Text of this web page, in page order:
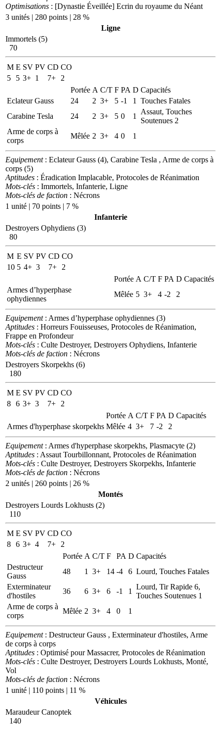
Optimisations : [Dynastie Éveillée] Ecrin du royaume du Néant
3 unités | 280 points | 28 %
Ligne
Immortels (5)
70
M E SV PV CD CO
5
5 3+ 1 7+
2
Portée A C/T F PA D Capacités
Eclateur Gauss
24 2 3+ 5 -1 1
Touches Fatales
Carabine Tesla
24 2 3+ 5 0 1
Assaut, Touches
Soutenues 2
Arme de corps à
corps
Mêlée 2 3+ 4 0 1
Equipement: Eclateur Gauss (4), Carabine Tesla , Arme de corps à
corps (5)
Aptitudes : Éradication Implacable, Protocoles de Réanimation
Mots-clés : Immortels, Infanterie, Ligne
Mots-clés de faction : Nécrons
1 unité | 70 points | 7 %
Infanterie
Destroyers Ophydiens (3)
80
M E SV PV CD CO
10 5 4+ 3 7+
2
Portée A C/T F PA D Capacités
Armes d’hyperphase
ophydiennes
Mêlée 5 3+ 4 -2 2
Equipement: Armes d’hyperphase ophydiennes (3)
Aptitudes : Horreurs Fouisseuses, Protocoles de Réanimation,
Frappe en Profondeur
Mots-clés : Culte Destroyer, Destroyers Ophydiens, Infanterie
Mots-clés de faction : Nécrons
Destroyers Skorpekhs (6)
180
M E SV PV CD CO
8 6 3+ 3 7+
2
Portée A C/T F PA D Capacités
Armes d'hyperphase skorpekhs Mêlée 4 3+ 7 -2 2
Equipement: Armes d'hyperphase skorpekhs, Plasmacyte (2)
Aptitudes : Assaut Tourbillonnant, Protocoles de Réanimation
Mots-clés : Culte Destroyer, Destroyers Skorpekhs, Infanterie
Mots-clés de faction : Nécrons
2 unités | 260 points | 26 %
Montés
Destroyers Lourds Lokhusts (2)
110
M E SV PV CD CO
8 6 3+ 4 7+
2
Portée A C/T F PA D Capacités
Destructeur
Gauss
48 1 3+ 14 -4 6 Lourd, Touches Fatales
Exterminateur
d'hostiles
36 6 3+ 6 -1 1
Lourd, Tir Rapide 6,
Touches Soutenues 1
Arme de corps à
corps
Mêlée 2 3+ 4 0 1
Equipement: Destructeur Gauss , Exterminateur d'hostiles, Arme
de corps à corps
Aptitudes : Optimisé pour Massacrer, Protocoles de Réanimation
Mots-clés : Culte Destroyer, Destroyers Lourds Lokhusts, Monté,
Vol
Mots-clés de faction : Nécrons
1 unité | 110 points | 11 %
Véhicules
Maraudeur Canoptek
140